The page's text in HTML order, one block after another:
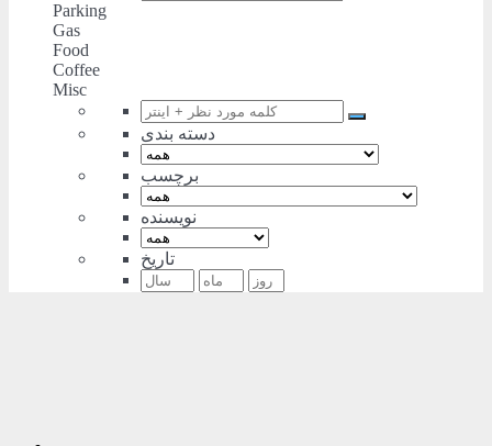
Parking
Gas
Food
Coffee
Misc
دسته بندی
برچسب
نویسنده
تاریخ